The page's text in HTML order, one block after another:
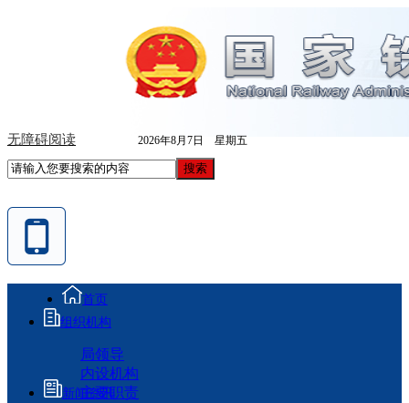
无障碍阅读 2026年8月7日 星期五
首页
组织机构
局领导
内设机构
主要职责
新闻资讯